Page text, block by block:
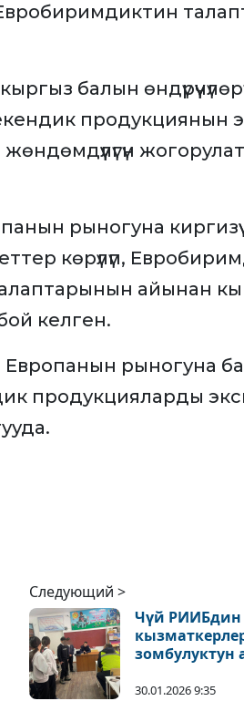
балын
продукциянын
рыногуна
көрүлүп,
айынан
келген.
рыногуна
продукцияларды
Следующий >
Чүй РИИБдин
зомбулуктун
өткөрүштү
30.01.2026 9:35